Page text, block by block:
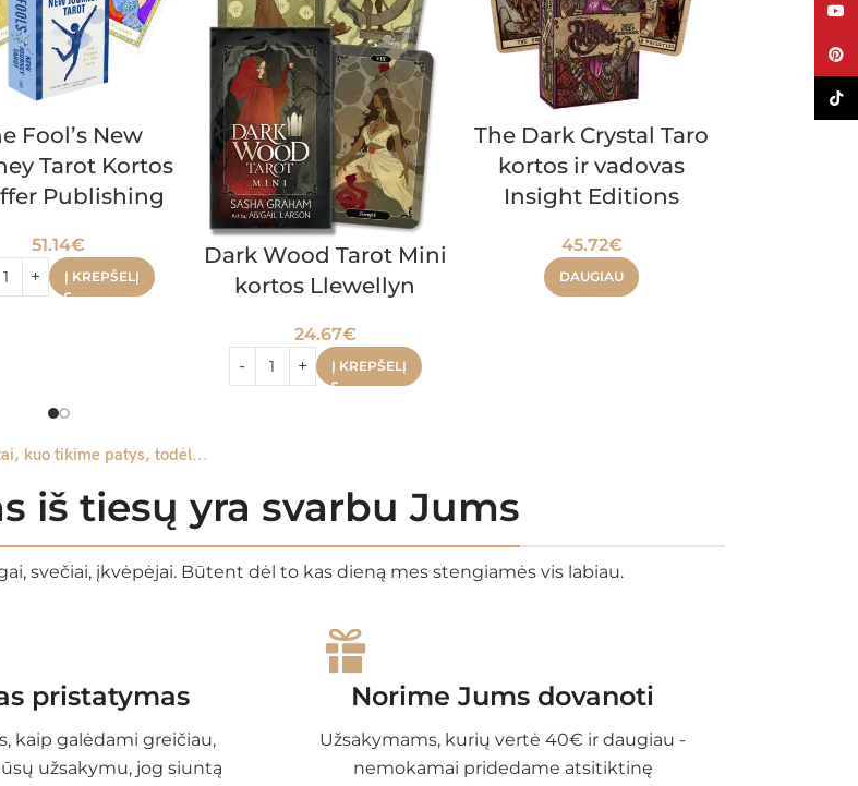
Fool’s New
Tarot Kortos
Publishing
51.14€
Į KREPŠELĮ
Dark Wood Tarot Mini
kortos Llewellyn
24.67€
Į KREPŠELĮ
The Dark Crystal Taro
kortos ir vadovas
Insight Editions
45.72€
DAUGIAU
kuo tikime patys, todėl...
iš tiesų yra svarbu Jums
svečiai, įkvėpėjai. Būtent dėl to kas dieną mes stengiamės vis labiau.
pristatymas
kaip galėdami greičiau,
užsakymu, jog siuntą
Norime Jums dovanoti
Užsakymams, kurių vertė 40€ ir daugiau -
nemokamai pridedame atsitiktinę